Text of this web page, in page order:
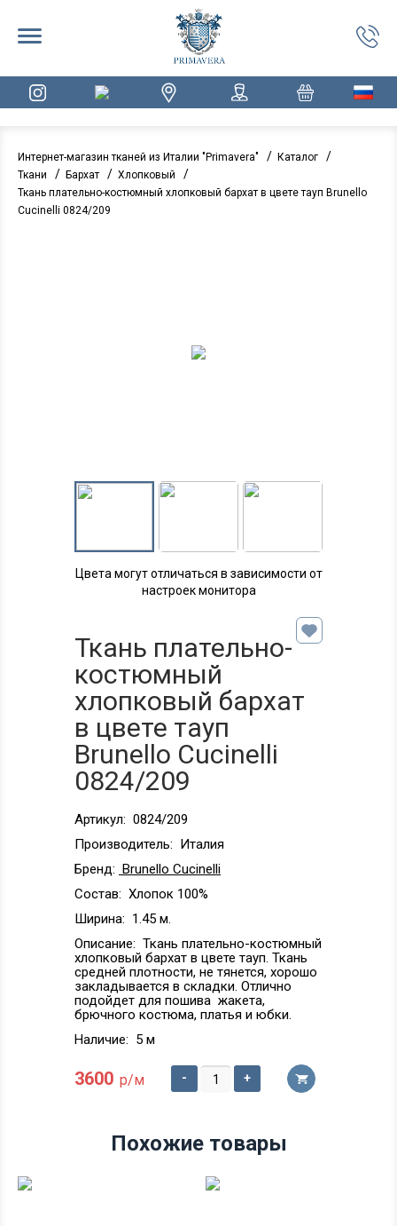
Интернет-магазин тканей из Италии "Primavera" / Каталог /
Ткани / Бархат / Хлопковый /
Ткань плательно-костюмный хлопковый бархат в цвете тауп Brunello
Cucinelli 0824/209
Цвета могут отличаться в зависимости от
настроек монитора
Ткань плательно-
костюмный
хлопковый бархат
в цвете тауп
Brunello Cucinelli
0824/209
Артикул: 0824/209
Производитель: Италия
Бренд: Brunello Cucinelli
Состав: Хлопок 100%
Ширина: 1.45 м.
Описание: Ткань плательно-костюмный
хлопковый бархат в цвете тауп. Ткань
средней плотности, не тянется, хорошо
закладывается в складки. Отлично
подойдет для пошива жакета,
брючного костюма, платья и юбки.
Наличие: 5 м
3600 р/м - +
Похожие товары